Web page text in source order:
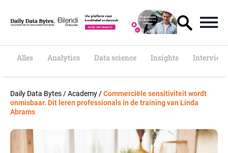
t
Alles Analytics Data science Insights
Daily Data Bytes /Academy /Commerciële sensitiviteit wordt
onmisbaar. Dit leren professionals in de training van Linda
Abrams